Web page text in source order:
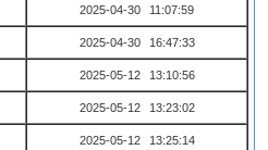
2025-04-30 11:07:59
2025-04-30 16:47:33
2025-05-12 13:10:56
2025-05-12 13:23:02
2025-05-12 13:25:14